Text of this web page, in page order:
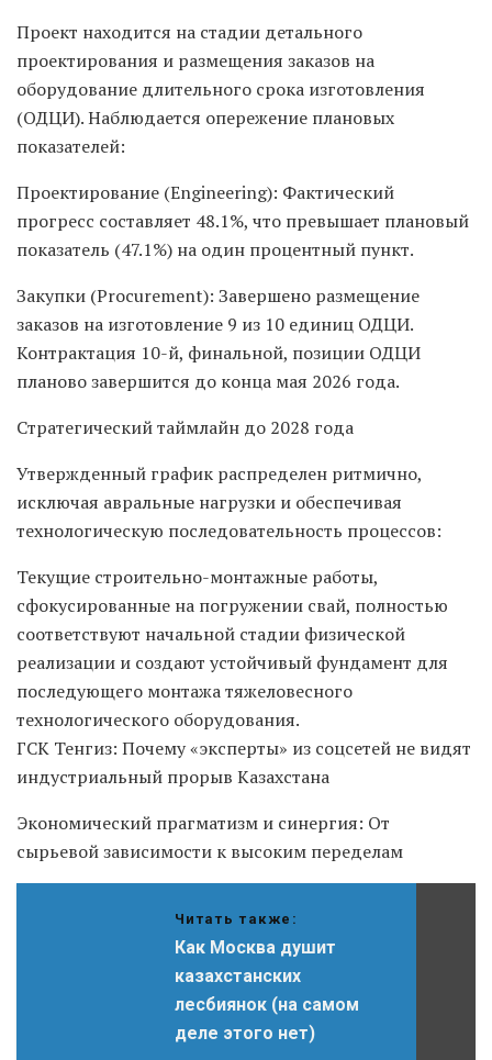
Проект находится на стадии детального
проектирования и размещения заказов на
оборудование длительного срока изготовления
(ОДЦИ). Наблюдается опережение плановых
показателей:
Проектирование (Engineering): Фактический
прогресс составляет 48.1%, что превышает плановый
показатель (47.1%) на один процентный пункт.
Закупки (Procurement): Завершено размещение
заказов на изготовление 9 из 10 единиц ОДЦИ.
Контрактация 10-й, финальной, позиции ОДЦИ
планово завершится до конца мая 2026 года.
Стратегический таймлайн до 2028 года
Утвержденный график распределен ритмично,
исключая авральные нагрузки и обеспечивая
технологическую последовательность процессов:
Текущие строительно-монтажные работы,
сфокусированные на погружении свай, полностью
соответствуют начальной стадии физической
реализации и создают устойчивый фундамент для
последующего монтажа тяжеловесного
технологического оборудования.
ГСК Тенгиз: Почему «эксперты» из соцсетей не видят
индустриальный прорыв Казахстана
Экономический прагматизм и синергия: От
сырьевой зависимости к высоким переделам
Читать также:
Как Москва душит
казахстанских
лесбиянок (на самом
деле этого нет)